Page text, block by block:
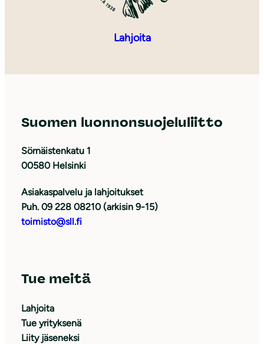
Lahjoita
Suomen luonnonsuojeluliitto
Sörnäistenkatu 1
00580 Helsinki
Asiakaspalvelu ja lahjoitukset
Puh. 09 228 08210 (arkisin 9-15)
toimisto@sll.fi
Tue meitä
Lahjoita
Tue yrityksenä
Liity jäseneksi